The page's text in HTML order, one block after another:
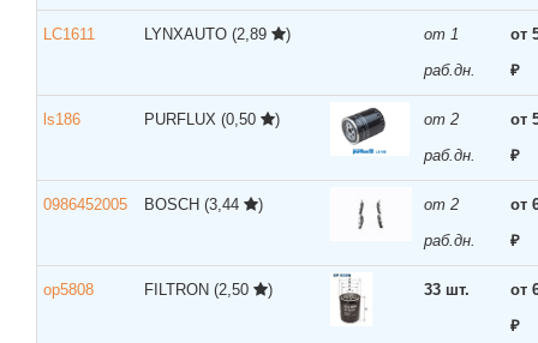
LC1611 LYNXAUTO (2,89 )
от 1
раб.дн.
от
₽
ls186 PURFLUX (0,50 )
от 2
раб.дн.
от
₽
0986452005 BOSCH (3,44 )
от 2
раб.дн.
от
₽
op5808 FILTRON (2,50 ) 33 шт.
от
₽